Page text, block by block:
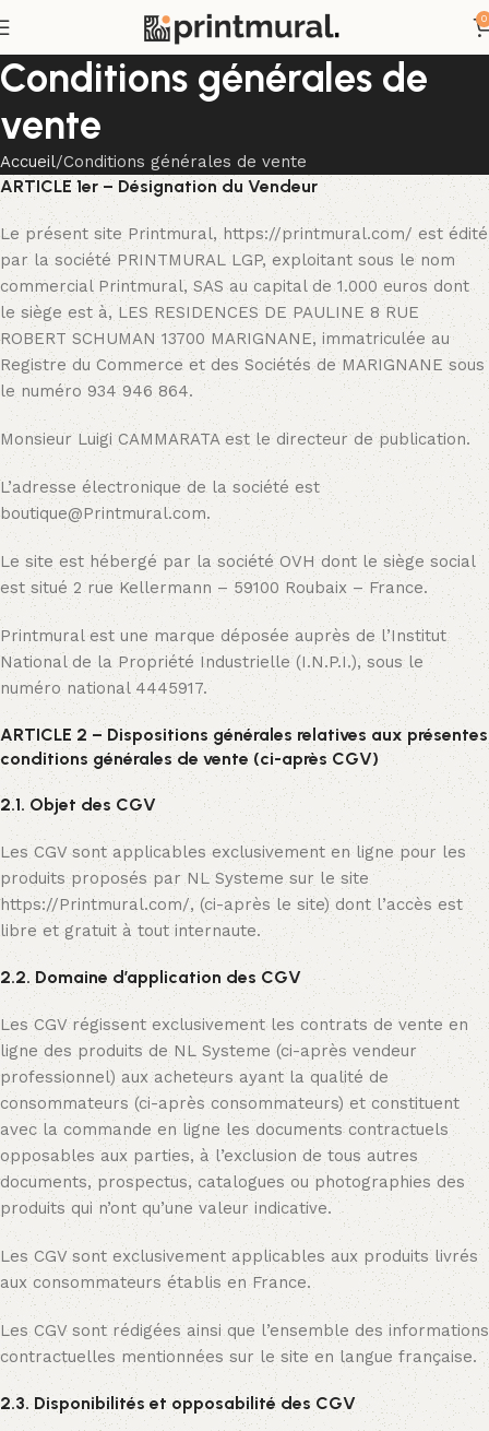
0
Conditions générales de
vente
Accueil Conditions générales de vente
ARTICLE 1er – Désignation du Vendeur
Le présent site Printmural, https://printmural.com/ est édité
par la société PRINTMURAL LGP, exploitant sous le nom
commercial Printmural, SAS au capital de 1.000 euros dont
le siège est à, LES RESIDENCES DE PAULINE 8 RUE
ROBERT SCHUMAN 13700 MARIGNANE, immatriculée au
Registre du Commerce et des Sociétés de MARIGNANE sous
le numéro 934 946 864.
Monsieur Luigi CAMMARATA est le directeur de publication.
L’adresse électronique de la société est
boutique@Printmural.com.
Le site est hébergé par la société OVH dont le siège social
est situé 2 rue Kellermann – 59100 Roubaix – France.
Printmural est une marque déposée auprès de l’Institut
National de la Propriété Industrielle (I.N.P.I.), sous le
numéro national 4445917.
ARTICLE 2 – Dispositions générales relatives aux présentes
conditions générales de vente (ci-après CGV)
2.1. Objet des CGV
Les CGV sont applicables exclusivement en ligne pour les
produits proposés par NL Systeme sur le site
https://Printmural.com/, (ci-après le site) dont l’accès est
libre et gratuit à tout internaute.
2.2. Domaine d’application des CGV
Les CGV régissent exclusivement les contrats de vente en
ligne des produits de NL Systeme (ci-après vendeur
professionnel) aux acheteurs ayant la qualité de
consommateurs (ci-après consommateurs) et constituent
avec la commande en ligne les documents contractuels
opposables aux parties, à l’exclusion de tous autres
documents, prospectus, catalogues ou photographies des
produits qui n’ont qu’une valeur indicative.
Les CGV sont exclusivement applicables aux produits livrés
aux consommateurs établis en France.
Les CGV sont rédigées ainsi que l’ensemble des informations
contractuelles mentionnées sur le site en langue française.
2.3. Disponibilités et opposabilité des CGV